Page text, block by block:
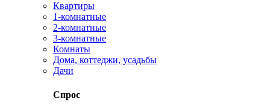
Квартиры
1-комнатные
2-комнатные
3-комнатные
Комнаты
Дома, коттеджи, усадьбы
Дачи
Спрос